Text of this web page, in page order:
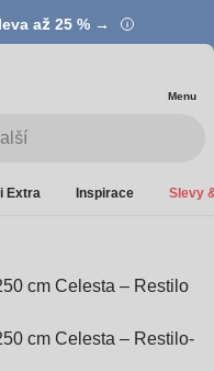
až 25 % →
% →
Menu
Extra Inspirace Slevy